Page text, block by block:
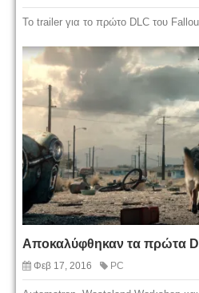
To trailer για το πρώτο DLC του
Αποκαλύφθηκαν τα πρώτα
Φεβ 17, 2016 PC